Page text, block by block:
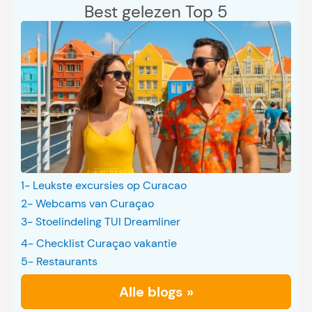
Best gelezen Top 5
1- Leukste excursies op Curacao
2- Webcams van Curaçao
3- Stoelindeling TUI Dreamliner
4- Checklist Curaçao vakantie
5- Restaurants
Alle blogs »